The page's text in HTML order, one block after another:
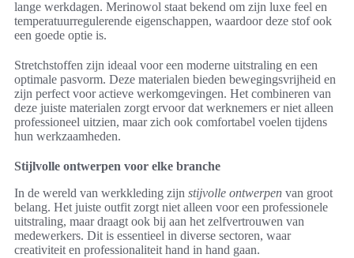
lange werkdagen. Merinowol staat bekend om zijn luxe feel en
temperatuurregulerende eigenschappen, waardoor deze stof ook
een goede optie is.
Stretchstoffen zijn ideaal voor een moderne uitstraling en een
optimale pasvorm. Deze materialen bieden bewegingsvrijheid en
zijn perfect voor actieve werkomgevingen. Het combineren van
deze juiste materialen zorgt ervoor dat werknemers er niet alleen
professioneel uitzien, maar zich ook comfortabel voelen tijdens
hun werkzaamheden.
Stijlvolle ontwerpen voor elke branche
In de wereld van werkkleding zijn stijvolle ontwerpen van groot
belang. Het juiste outfit zorgt niet alleen voor een professionele
uitstraling, maar draagt ook bij aan het zelfvertrouwen van
medewerkers. Dit is essentieel in diverse sectoren, waar
creativiteit en professionaliteit hand in hand gaan.